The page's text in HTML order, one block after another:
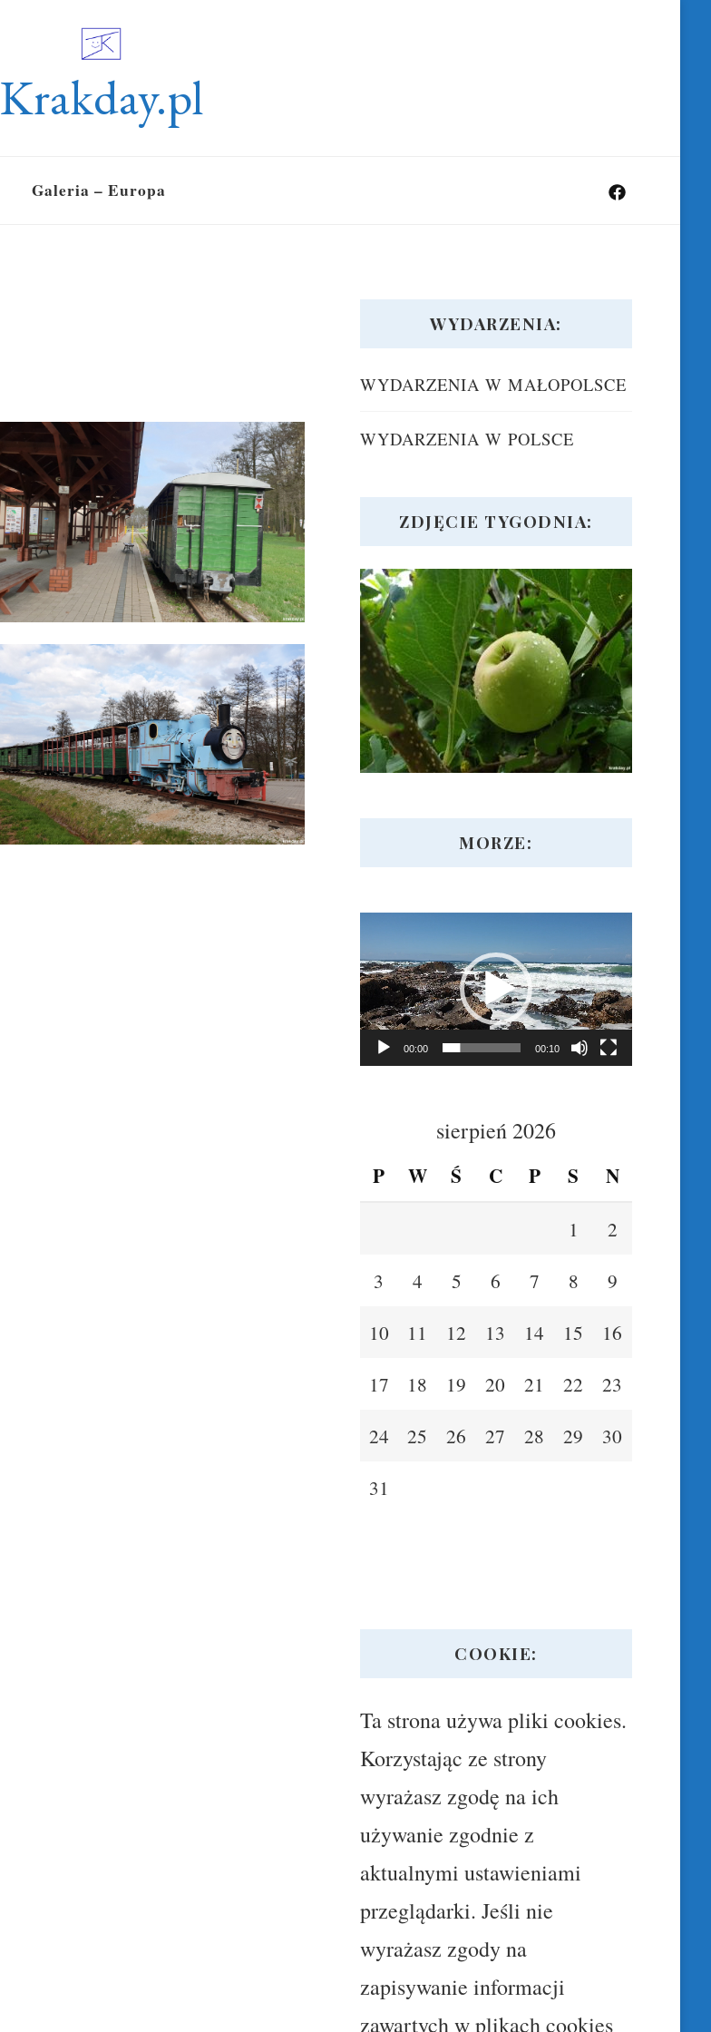
Krakday.pl
Galeria – Europa
WYDARZENIA:
WYDARZENIA W MAŁOPOLSCE
WYDARZENIA W POLSCE
ZDJĘCIE TYGODNIA:
MORZE:
Odtwarzacz
video
00:00 00:10
sierpień 2026
P W Ś C P S N
1
2
3
4 5 6 7 8
9
10
11 12 13 14 15
16
17
18 19 20 21 22
23
24
25 26 27 28 29
30
31
COOKIE:
Ta strona używa pliki cookies.
Korzystając ze strony
wyrażasz zgodę na ich
używanie zgodnie z
aktualnymi ustawieniami
przeglądarki. Jeśli nie
wyrażasz zgody na
zapisywanie informacji
zawartych w plikach cookies